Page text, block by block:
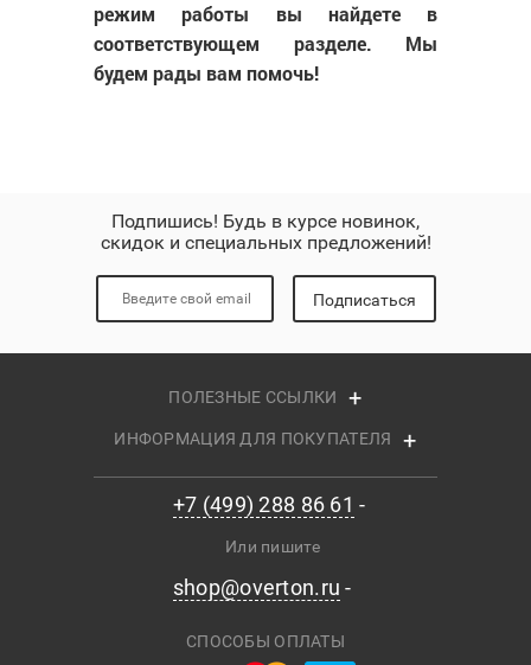
режим работы вы найдете в
соответствующем разделе. Мы
будем рады вам помочь!
Подпишись! Будь в курсе новинок,
скидок и специальных предложений!
Подписаться
ПОЛЕЗНЫЕ ССЫЛКИ
ИНФОРМАЦИЯ ДЛЯ ПОКУПАТЕЛЯ
+7 (499) 288 86 61
Или пишите
shop@overton.ru
СПОСОБЫ ОПЛАТЫ